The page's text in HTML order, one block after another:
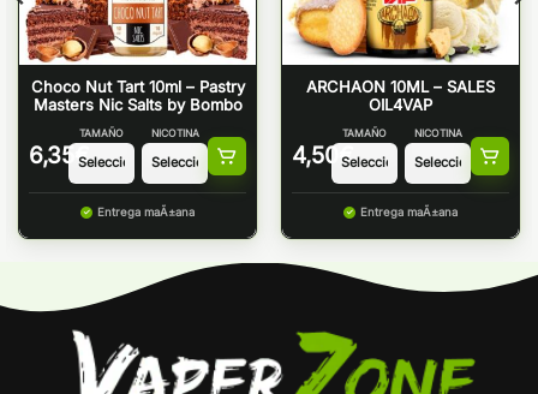
Choco Nut Tart 10ml – Pastry
Masters Nic Salts by Bombo
6,35 €
TAMAÑO NICOTINA
Entrega maÃ±ana
ARCHAON 10ML – SALES
OIL4VAP
4,50 €
TAMAÑO NICOTINA
Entrega maÃ±ana